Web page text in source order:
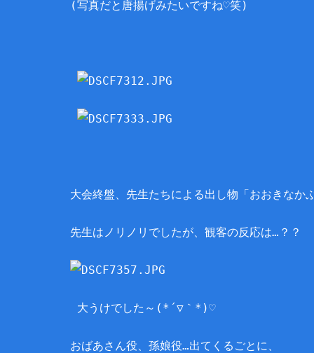
(写真だと唐揚げみたいですね♡笑)
大会終盤、先生たちによる出し物「おおきなか
先生はノリノリでしたが、観客の反応は…？？
大うけでした～(*´▽｀*)♡
おばあさん役、孫娘役…出てくるごとに、